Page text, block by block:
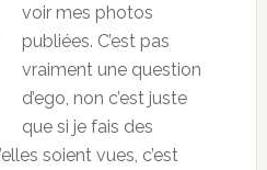
voir mes photos
publiées. C’est pas
vraiment une question
d’ego, non c’est juste
que si je fais des
soient vues, c’est